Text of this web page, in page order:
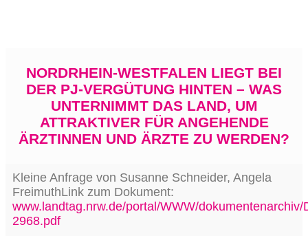
NORDRHEIN-WESTFALEN LIEGT BEI
DER PJ-VERGÜTUNG HINTEN – WAS
UNTERNIMMT DAS LAND, UM
ATTRAKTIVER FÜR ANGEHENDE
ÄRZTINNEN UND ÄRZTE ZU WERDEN?
Klei­ne Anfra­ge von Susan­ne Schnei­der, Ange­la
Frei­muth­Link zum Doku­ment:
www.landtag.nrw.de/portal/WWW/
2968.pdf